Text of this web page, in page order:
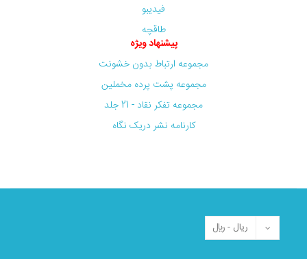
فیدیبو
طاقچه
پیشنهاد ویژه
مجموعه ارتباط بدون خشونت
مجموعه پشت پرده مخملین
مجموعه تفکر نقاد - 21 جلد
کارنامه نشر دریک نگاه